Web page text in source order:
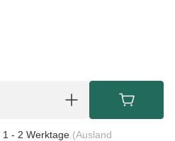
1 - 2 Werktage (Ausland